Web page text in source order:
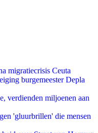
migratiecrisis Ceuta
burgemeester Depla
verdienden miljoenen aan
'gluurbrillen' die mensen